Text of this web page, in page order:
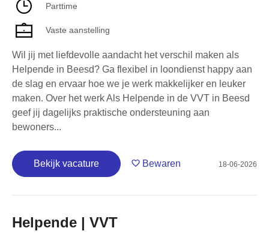
Parttime
Vaste aanstelling
Wil jij met liefdevolle aandacht het verschil maken als
Helpende in Beesd? Ga flexibel in loondienst happy aan
de slag en ervaar hoe we je werk makkelijker en leuker
maken. Over het werk Als Helpende in de VVT in Beesd
geef jij dagelijks praktische ondersteuning aan
bewoners...
Bekijk vacature Bewaren 18-06-2026
Helpende | VVT